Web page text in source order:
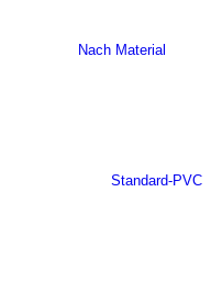
Nach Material
Standard-PVC